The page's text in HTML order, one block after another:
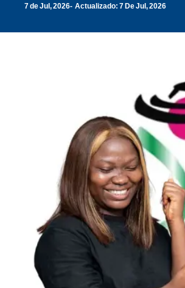
7 de Jul, 2026 Actualizado: 7 De Jul, 2026